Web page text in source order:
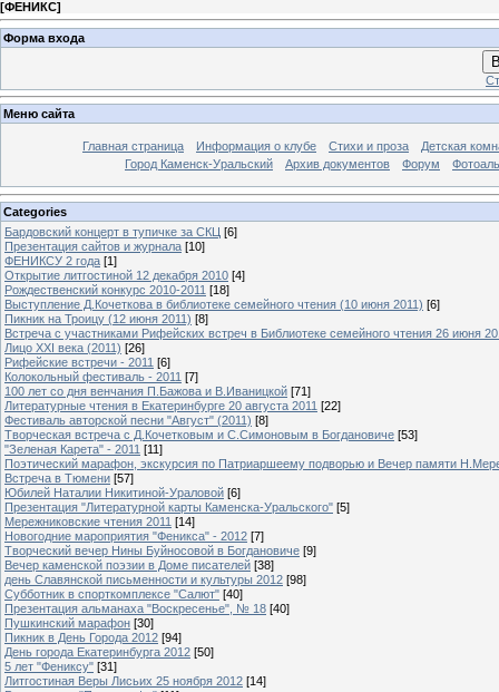
[ФЕНИКС]
Форма входа
Меню сайта
Главная страница Информация о клубе Стихи и проза
Детская
Город Каменск-Уральский
Архив документов Форум
Categories
Бардовский концерт в тупичке за СКЦ [6]
Презентация сайтов и журнала [10]
ФЕНИКСУ 2 года [1]
Открытие литгостиной 12 декабря 2010 [4]
Рождественский конкурс 2010-2011 [18]
Выступление Д.Кочеткова в библиотеке семейного чтения (10 июня 2011) [6]
Пикник на Троицу (12 июня 2011) [8]
Встреча с участниками Рифейских встреч в Библиотеке семейного чтения 26 июня
Лицо XXI века (2011) [26]
Рифейские встречи - 2011 [6]
Колокольный фестиваль - 2011 [7]
100 лет со дня венчания П.Бажова и В.Иваницкой [71]
Литературные чтения в Екатеринбурге 20 августа 2011 [22]
Фестиваль авторской песни "Август" (2011) [8]
Творческая встреча с Д.Кочетковым и С.Симоновым в Богдановиче [53]
"Зеленая Карета" - 2011 [11]
Поэтический марафон, экскурсия по Патриаршеему подворью и Вечер памяти
Встреча в Тюмени [57]
Юбилей Наталии Никитиной-Ураловой [6]
Презентация "Литературной карты Каменска-Уральского" [5]
Мережниковские чтения 2011 [14]
Новогодние мароприятия "Феникса" - 2012 [7]
Творческий вечер Нины Буйносовой в Богдановиче [9]
Вечер каменской поэзии в Доме писателей [38]
день Славянской письменности и культуры 2012 [98]
Субботник в спорткомплексе "Салют" [40]
Презентация альманаха "Воскресенье", № 18 [40]
Пушкинский марафон [30]
Пикник в День Города 2012 [94]
День города Екатеринбурга 2012 [50]
5 лет "Фениксу" [31]
Литгостиная Веры Лисьих 25 ноября 2012 [14]